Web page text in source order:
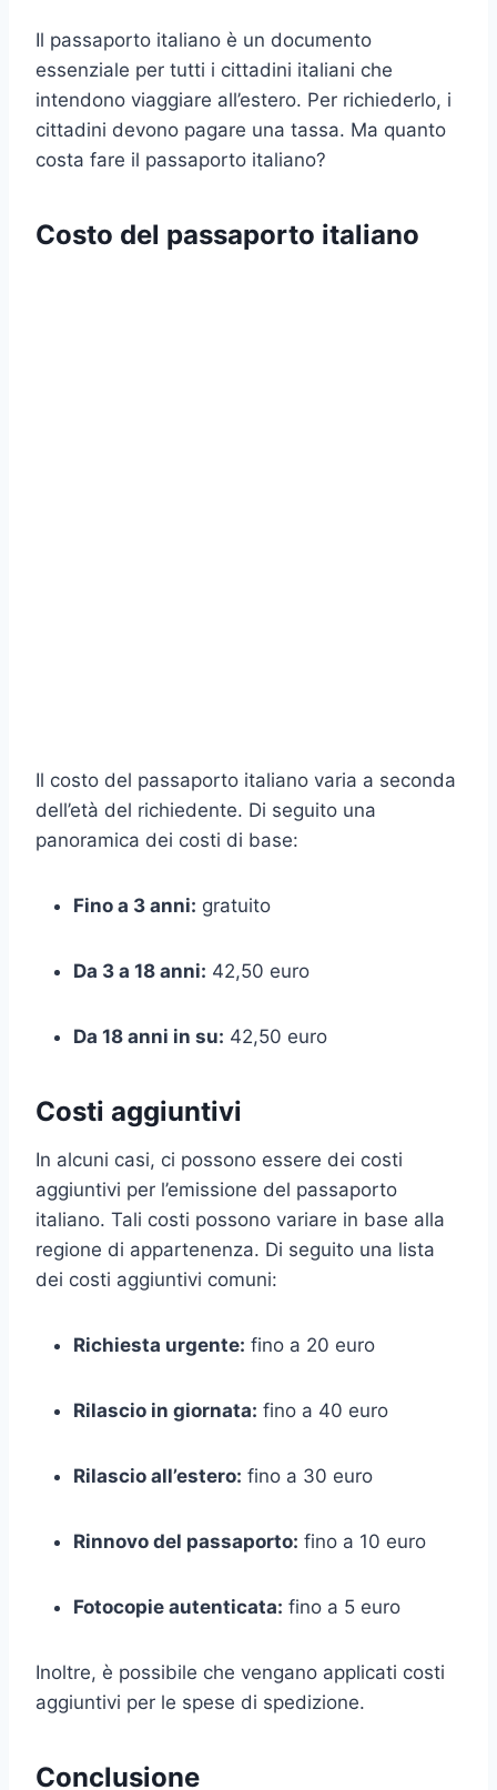
Il passaporto italiano è un documento
essenziale per tutti i cittadini italiani che
intendono viaggiare all’estero. Per richiederlo, i
cittadini devono pagare una tassa. Ma quanto
costa fare il passaporto italiano?
Costo del passaporto italiano
Il costo del passaporto italiano varia a seconda
dell’età del richiedente. Di seguito una
panoramica dei costi di base:
Fino a 3 anni: gratuito
Da 3 a 18 anni: 42,50 euro
Da 18 anni in su: 42,50 euro
Costi aggiuntivi
In alcuni casi, ci possono essere dei costi
aggiuntivi per l’emissione del passaporto
italiano. Tali costi possono variare in base alla
regione di appartenenza. Di seguito una lista
dei costi aggiuntivi comuni:
Richiesta urgente: fino a 20 euro
Rilascio in giornata: fino a 40 euro
Rilascio all’estero: fino a 30 euro
Rinnovo del passaporto: fino a 10 euro
Fotocopie autenticata: fino a 5 euro
Inoltre, è possibile che vengano applicati costi
aggiuntivi per le spese di spedizione.
Conclusione